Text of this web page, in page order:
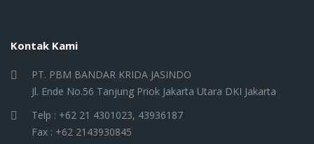
Kontak Kami
PT. PBM BANDAR KRIDA JASINDO
Jl. Ende No.56 Tanjung Priok Jakarta Utara DKI Jakarta
Telp : +62 21 4301023, 43936187
Fax : +62 2143930845